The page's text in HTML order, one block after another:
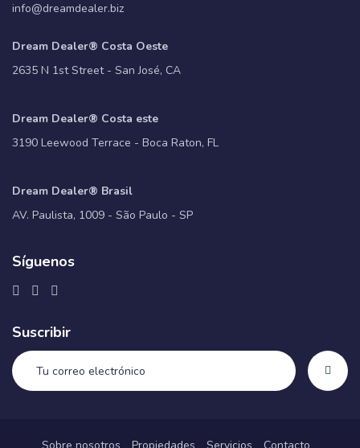
info@dreamdealer.biz
Dream Dealer® Costa Oeste
2635 N 1st Street - San José, CA
Dream Dealer® Costa este
3190 Leewood Terrace - Boca Raton, FL
Dream Dealer® Brasil
AV. Paulista, 1009 - São Paulo - SP
Síguenos
Suscribir
Sobre nosotros Propiedades Servicios Contacto